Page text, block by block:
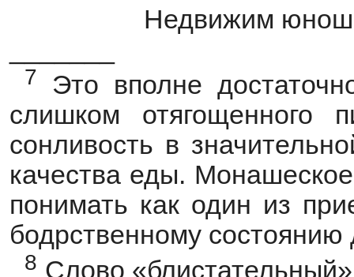
Недвижим
7
Это вполне
слишком отягощенного
сонливость в
качества еды.
понимать как один из
бодрственному состоянию
8 Слово